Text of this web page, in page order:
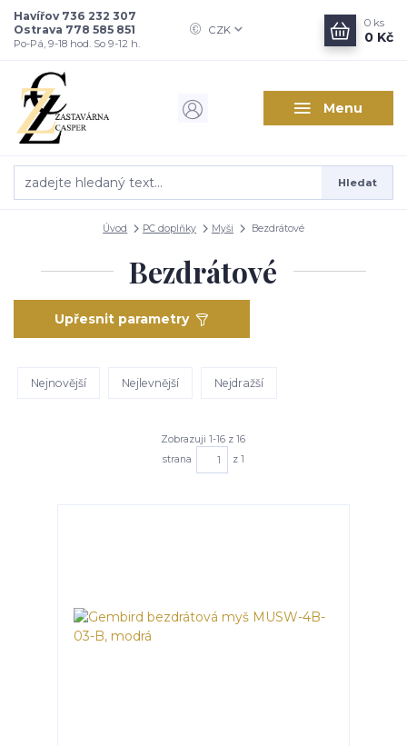
Menu
CZK
Hledat
Havířov 736 232 307
Ostrava 778 585 851
Po-Pá, 9-18 hod. So 9-12 h.
0 ks
0 Kč
Úvod PC doplňky Myši Bezdrátové
Bezdrátové
Upřesnit parametry
Nejnovější Nejlevnější Nejdražší
Zobrazuji 1-16 z 16
strana
z 1